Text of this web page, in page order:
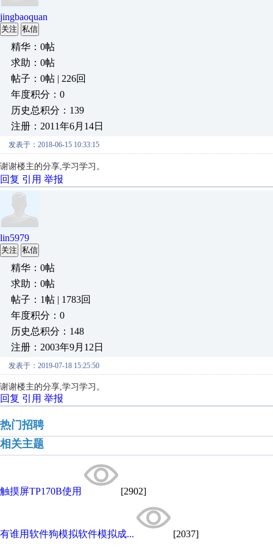
jingbaoquan
关注 私信
精华：0帖
求助：0帖
帖子：0帖 | 226回
年度积分：0
历史总积分：139
注册：2011年6月14日
发表于：2018-06-15 10:33:15
谢谢楼主的分享,学习学习。
回复 引用 举报
lin5979
关注 私信
精华：0帖
求助：0帖
帖子：1帖 | 1783回
年度积分：0
历史总积分：148
注册：2003年9月12日
发表于：2019-07-18 15:25:50
谢谢楼主的分享,学习学习。
回复 引用 举报
热门招聘
相关主题
触摸屏TP170B使用 [2902]
有谁用软件狗模拟软件模拟成... [2037]